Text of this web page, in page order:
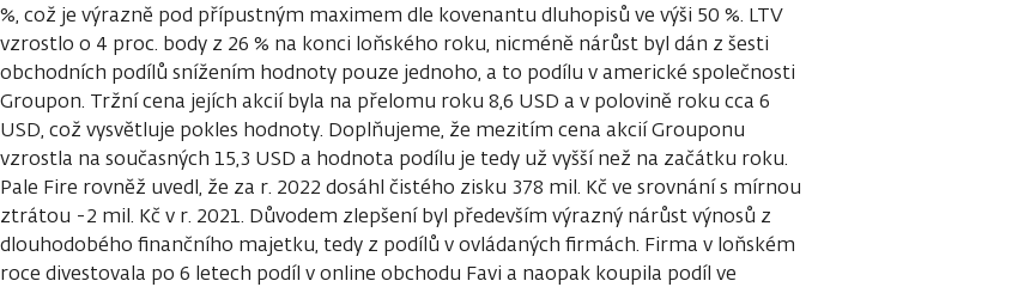
%, což je výrazně pod přípustným maximem dle kovenantu dluhopisů ve výši 50 %. LTV
vzrostlo o 4 proc. body z 26 % na konci loňského roku, nicméně nárůst byl dán z šesti
obchodních podílů snížením hodnoty pouze jednoho, a to podílu v americké společnosti
Groupon. Tržní cena jejích akcií byla na přelomu roku 8,6 USD a v polovině roku cca 6
USD, což vysvětluje pokles hodnoty. Doplňujeme, že mezitím cena akcií Grouponu
vzrostla na současných 15,3 USD a hodnota podílu je tedy už vyšší než na začátku roku.
Pale Fire rovněž uvedl, že za r. 2022 dosáhl čistého zisku 378 mil. Kč ve srovnání s mírnou
ztrátou -2 mil. Kč v r. 2021. Důvodem zlepšení byl především výrazný nárůst výnosů z
dlouhodobého finančního majetku, tedy z podílů v ovládaných firmách. Firma v loňském
roce divestovala po 6 letech podíl v online obchodu Favi a naopak koupila podíl ve